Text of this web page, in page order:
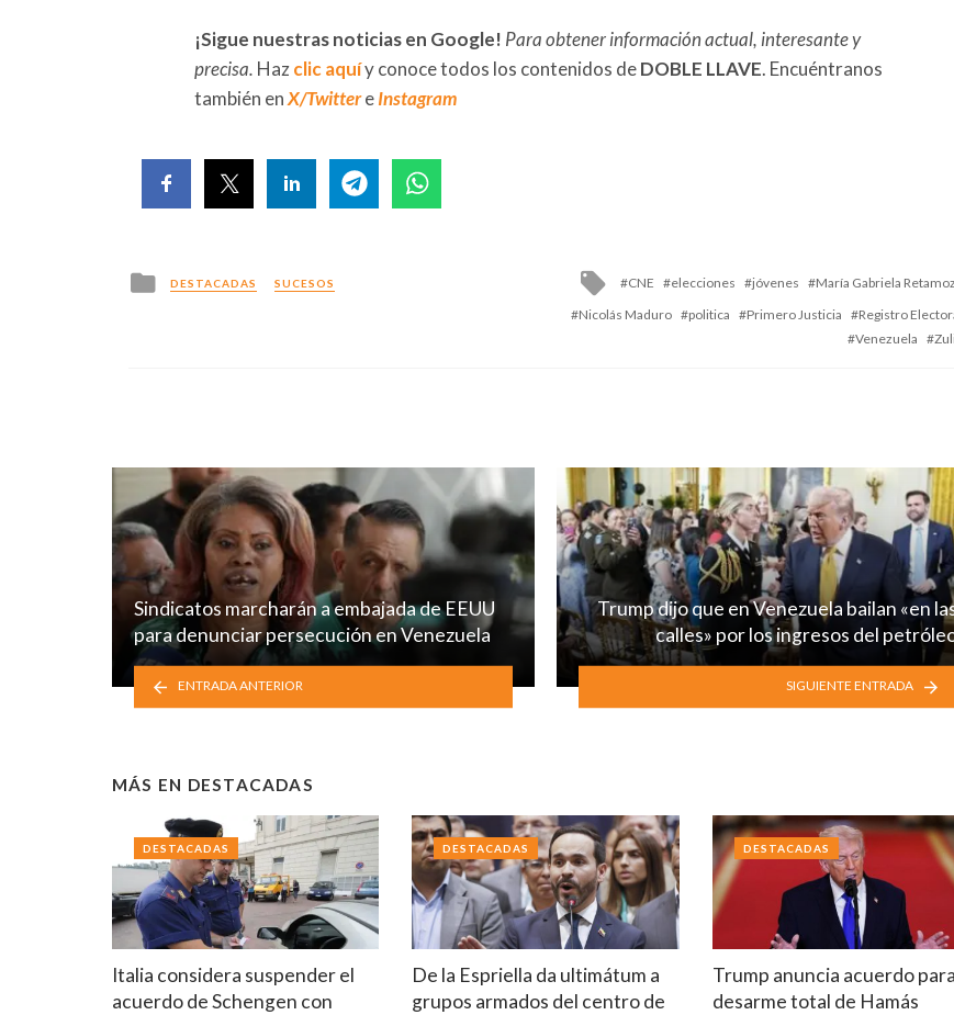
¡Sigue nuestras noticias en Google! Para obtener información actual, interesante y
precisa. Hazclic aquíy conoce todos los contenidos deDOBLE LLAVE. Encuéntranos
también enX/TwittereInstagram
Posted
in
DESTACADAS SUCESOS
Tagged
CNE elecciones jóvenes
María Gabriela
Nicolás Maduro
politica Primero Justicia
Registro
Venezuela
Sindicatos marcharán a embajada de EEUU
para denunciar persecución en Venezuela
ENTRADA ANTERIOR
Trump dijo que en Venezuela bailan «en
calles» por los ingresos del
SIGUIENTE ENTRADA
MÁS EN DESTACADAS
Italia considera suspender el
acuerdo de Schengen con
DESTACADAS
De la Espriella da ultimátum a
grupos armados del centro de
DESTACADAS
Trump anuncia acuerdo
desarme total de Hamás
DESTACADAS